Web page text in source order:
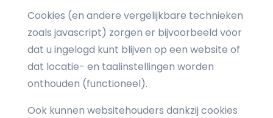
Cookies (en andere vergelijkbare technieken
zoals javascript) zorgen er bijvoorbeeld voor
dat u ingelogd kunt blijven op een website of
dat locatie- en taalinstellingen worden
onthouden (functioneel).
Ook kunnen websitehouders dankzij cookies